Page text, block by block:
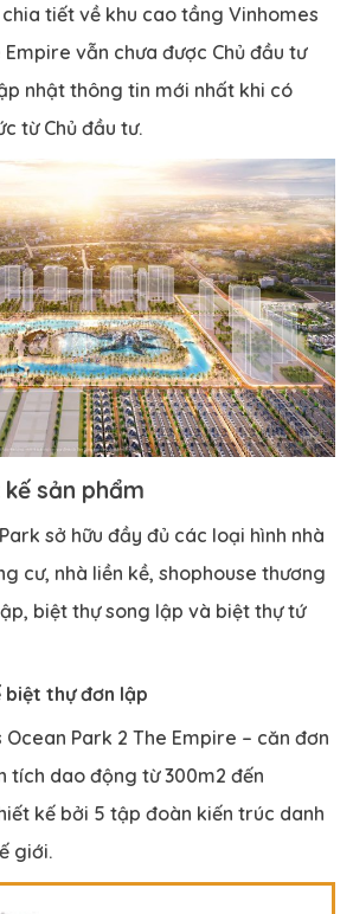
tiết về khu cao tầng Vinhomes
vẫn chưa được Chủ đầu tư
nhật thông tin mới nhất khi có
từ Chủ đầu tư.
sản phẩm
sở hữu đầy đủ các loại hình nhà
cư, nhà liền kề, shophouse thương
biệt thự song lập và biệt thự tứ
thự đơn lập
Park 2 The Empire – căn đơn
tích dao động từ 300m2 đến
kế bởi 5 tập đoàn kiến trúc danh
giới.